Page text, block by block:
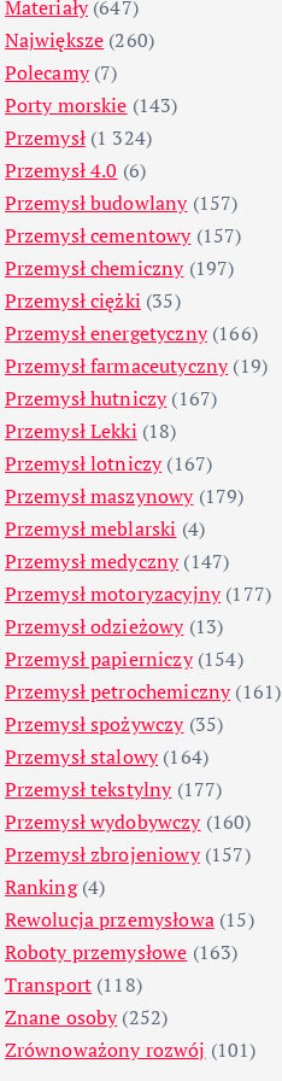
Materiały(647)
Największe (260)
Polecamy(7)
Porty morskie (143)
Przemysł(1 324)
Przemysł 4.0 (6)
Przemysł budowlany(157)
Przemysł cementowy(157)
Przemysł chemiczny(197)
Przemysł ciężki (35)
Przemysł energetyczny(166)
Przemysł farmaceutyczny(19)
Przemysł hutniczy(167)
Przemysł Lekki (18)
Przemysł lotniczy(167)
Przemysł maszynowy(179)
Przemysł meblarski (4)
Przemysł medyczny(147)
Przemysł motoryzacyjny(177)
Przemysł odzieżowy(13)
Przemysł papierniczy(154)
Przemysł petrochemiczny(161)
Przemysł spożywczy(35)
Przemysł stalowy(164)
Przemysł tekstylny(177)
Przemysł wydobywczy(160)
Przemysł zbrojeniowy(157)
Ranking(4)
Rewolucja przemysłowa(15)
Roboty przemysłowe (163)
Transport (118)
Znane osoby(252)
Zrównoważony rozwój (101)